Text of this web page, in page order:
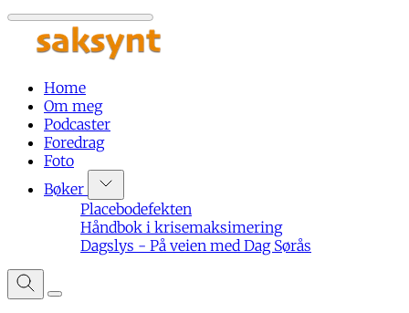
Home
Om meg
Podcaster
Foredrag
Foto
Bøker
Placebodefekten
Håndbok i krisemaksimering
Dagslys - På veien med Dag Sørås